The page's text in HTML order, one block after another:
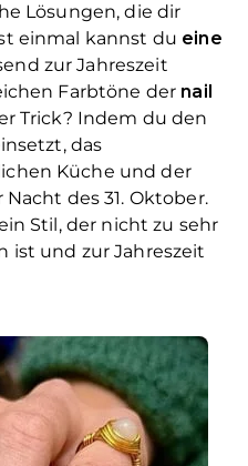
Lösungen, die dir
einmal kannst du eine
zur Jahreszeit
Farbtöne der nail
Trick? Indem du den
das
Küche und der
des 31. Oktober.
Stil, der nicht zu sehr
ist und zur Jahreszeit